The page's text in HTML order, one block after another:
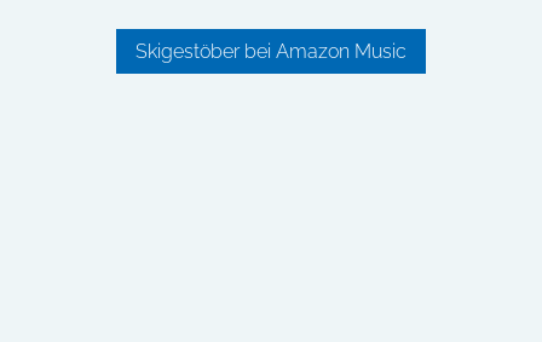
Skigestöber bei Amazon Music